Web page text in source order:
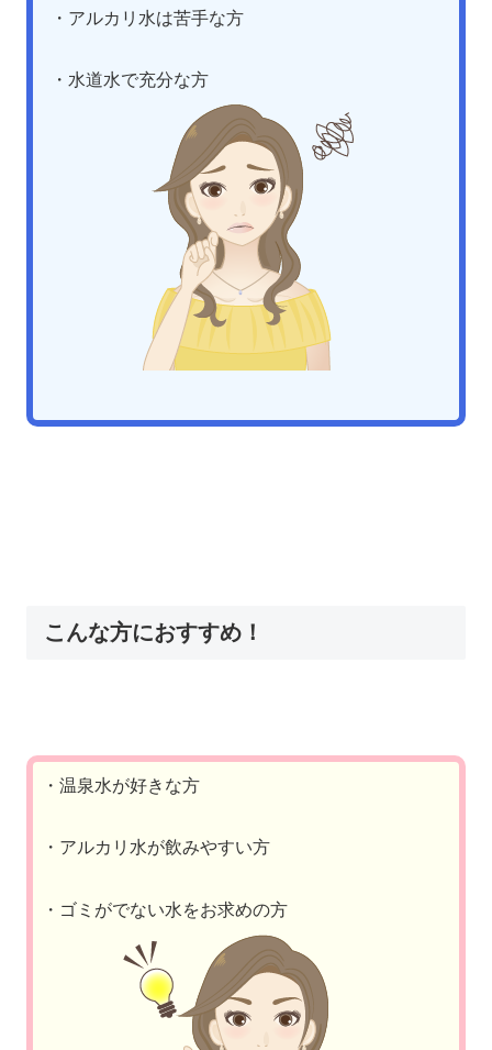
・アルカリ水は苦手な方
・水道水で充分な方
こんな方におすすめ！
・温泉水が好きな方
・アルカリ水が飲みやすい方
・ゴミがでない水をお求めの方